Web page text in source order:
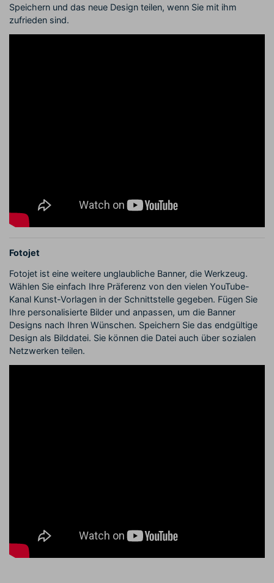
Speichern und das neue Design teilen, wenn Sie mit ihm
zufrieden sind.
Fotojet
Fotojet ist eine weitere unglaubliche Banner, die Werkzeug.
Wählen Sie einfach Ihre Präferenz von den vielen YouTube-
Kanal Kunst-Vorlagen in der Schnittstelle gegeben. Fügen Sie
Ihre personalisierte Bilder und anpassen, um die Banner
Designs nach Ihren Wünschen. Speichern Sie das endgültige
Design als Bilddatei. Sie können die Datei auch über sozialen
Netzwerken teilen.